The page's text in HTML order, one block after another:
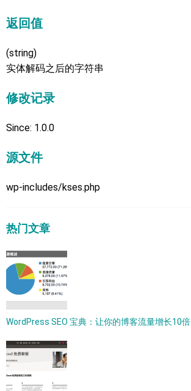
返回值
(string)
实体解码之后的字符串
修改记录
Since: 1.0.0
源文件
wp-includes/kses.php
热门文章
WordPress SEO 宝典：让你的博客流量增长10倍